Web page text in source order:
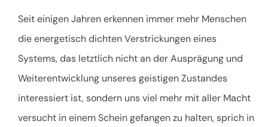
Seit einigen Jahren erkennen immer mehr Menschen
die energetisch dichten Verstrickungen eines
Systems, das letztlich nicht an der Ausprägung und
Weiterentwicklung unseres geistigen Zustandes
interessiert ist, sondern uns viel mehr mit aller Macht
versucht in einem Schein gefangen zu halten, sprich in